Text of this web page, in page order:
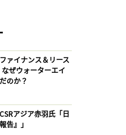
ァイナンス＆リース
なぜウォーターエイ
のか？
アジア赤羽氏「日
告』」